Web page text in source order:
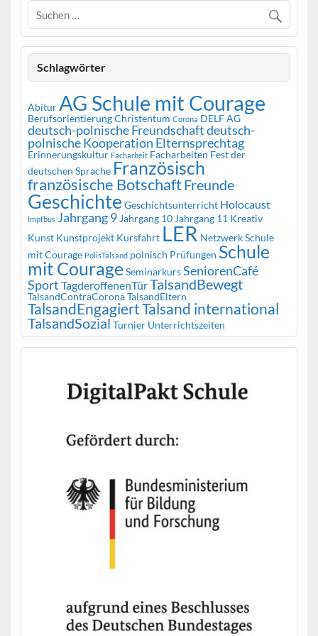
Schlagwörter
Abitur AG Schule mit Courage
BerufsorientierungChristentum Corona DELF AG
deutsch-polnische Freundschaftdeutsch-
polnische Kooperation Elternsprechtag
Erinnerungskultur Facharbeit Facharbeiten Fest der
deutschen Sprache Französisch
französische BotschaftFreunde
Geschichte Geschichtsunterricht Holocaust
Impfbus Jahrgang 9 Jahrgang 10 Jahrgang 11 Kreativ
Kunst Kunstprojekt Kursfahrt LER Netzwerk Schule
mit Courage PolisTalsand polnisch Prüfungen Schule
mit Courage SeminarkursSeniorenCafé
Sport TagderoffenenTürTalsandBewegt
TalsandContraCoronaTalsandEltern
TalsandEngagiertTalsand international
TalsandSozial Turnier Unterrichtszeiten